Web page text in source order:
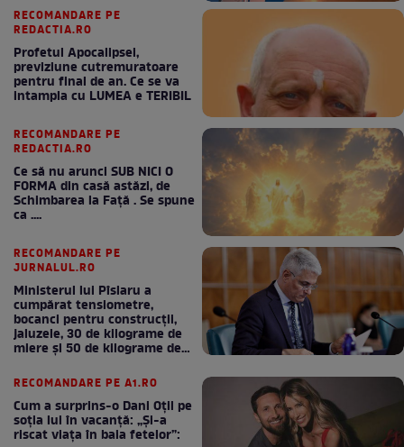
RECOMANDARE PE
REDACTIA.RO
Profetul Apocalipsei,
previziune cutremuratoare
pentru final de an. Ce se va
intampla cu LUMEA e TERIBIL
RECOMANDARE PE
REDACTIA.RO
Ce să nu arunci SUB NICI O
FORMA din casă astăzi, de
Schimbarea la Față . Se spune
ca ....
RECOMANDARE PE
JURNALUL.RO
Ministerul lui Pîslaru a
cumpărat tensiometre,
bocanci pentru construcții,
jaluzele, 30 de kilograme de
miere și 50 de kilograme de
RECOMANDARE PE A1.RO
Cum a surprins-o Dani Oțil pe
soția lui în vacanță: „Și-a
riscat viața în baia fetelor”: